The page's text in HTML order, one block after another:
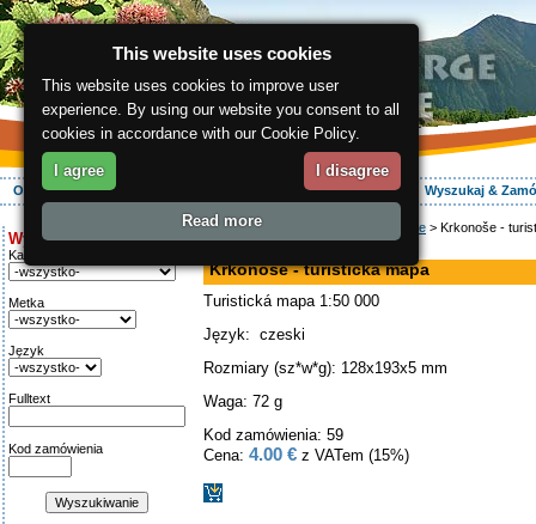
O regionie Aktywnie Zakwaterowanie Wyszukaj &
Wyszukiwanie:
Kategoria
Metka
Język
Fulltext
Kod zamówienia
ergis.cz> Mapy turystyczne > Krkonoše -
Krkonoše - turistická mapa
Turistická mapa 1:50 000
Język: czeski
Rozmiary (sz*w*g): 128x193x5 mm
Waga: 72 g
Kod zamówienia: 59
Cena: 4.00 € z VATem (15%)
This website uses cookies
This website uses cookies to improve user
experience. By using our website you consent to all
cookies in accordance with our Cookie Policy.
I agree I disagree
Read more